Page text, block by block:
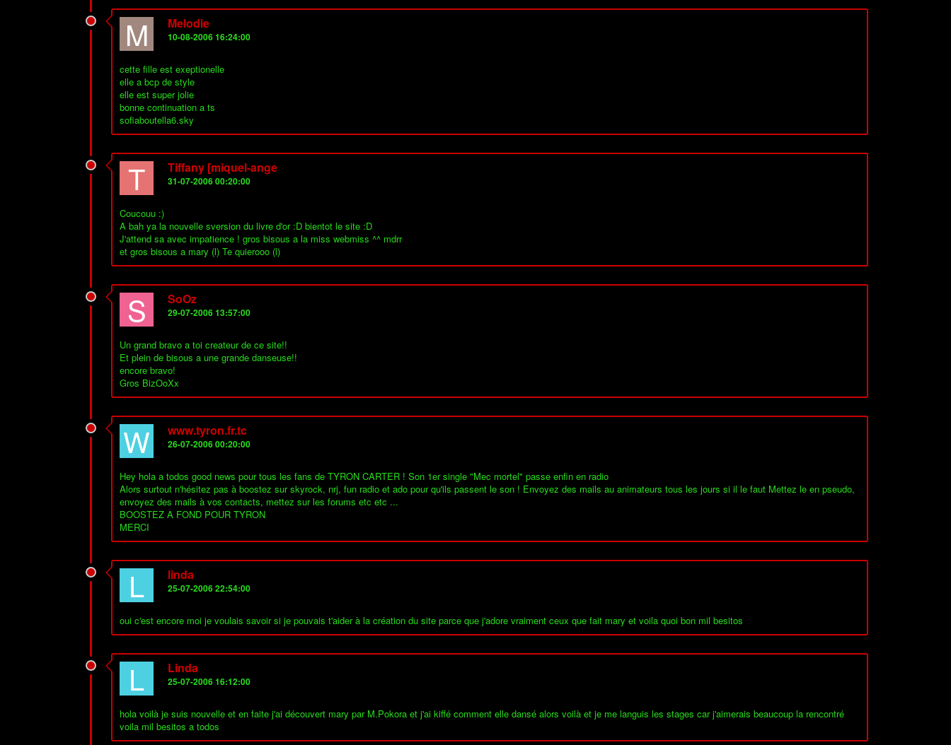
M Melodie
10-08-2006 16:24:00
cette fille est exeptionelle
elle a bcp de style
elle est super jolie
bonne continuation a ts
sofiaboutella6.sky
T Tiffany [miquel-ange
31-07-2006 00:20:00
Coucouu :)
A bah ya la nouvelle sversion du livre d'or :D bientot le site :D
J'attend sa avec impatience ! gros bisous a la miss webmiss ^^ mdrr
et gros bisous a mary (l) Te quierooo (l)
S SoOz
29-07-2006 13:57:00
Un grand bravo a toi createur de ce site!!
Et plein de bisous a une grande danseuse!!
encore bravo!
Gros BizOoXx
W www.tyron.fr.tc
26-07-2006 00:20:00
Hey hola a todos good news pour tous les fans de TYRON CARTER ! Son 1er single "Mec mortel" passe enfin en radio
Alors surtout n'hésitez pas à boostez sur skyrock, nrj, fun radio et ado pour qu'ils passent le son ! Envoyez des mails au animateurs tous les jours si il le faut Mettez le en pseudo,
envoyez des mails à vos contacts, mettez sur les forums etc etc ...
BOOSTEZ A FOND POUR TYRON
MERCI
L linda
25-07-2006 22:54:00
oui c'est encore moi je voulais savoir si je pouvais t'aider à la création du site parce que j'adore vraiment ceux que fait mary et voila quoi bon mil besitos
L Linda
25-07-2006 16:12:00
hola voilà je suis nouvelle et en faite j'ai découvert mary par M.Pokora et j'ai kiffé comment elle dansé alors voilà et je me languis les stages car j'aimerais beaucoup la rencontré
voila mil besitos a todos